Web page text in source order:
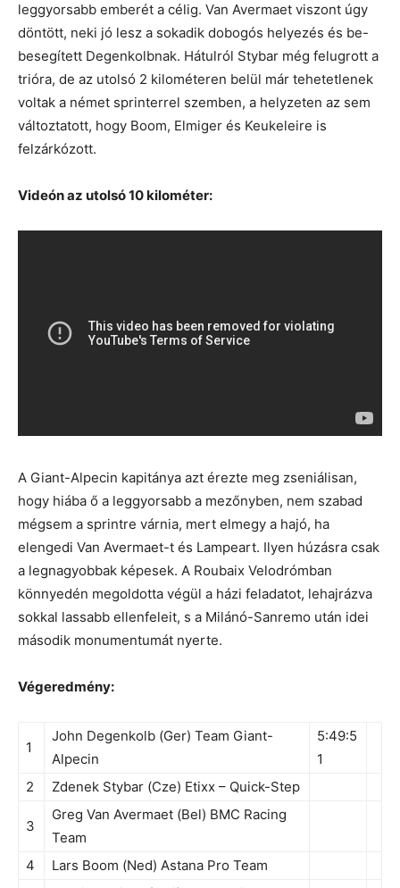
leggyorsabb emberét a célig. Van Avermaet viszont úgy
döntött, neki jó lesz a sokadik dobogós helyezés és be-
besegített Degenkolbnak. Hátulról Stybar még felugrott a
trióra, de az utolsó 2 kilométeren belül már tehetetlenek
voltak a német sprinterrel szemben, a helyzeten az sem
változtatott, hogy Boom, Elmiger és Keukeleire is
felzárkózott.
Videón az utolsó 10 kilométer:
A Giant-Alpecin kapitánya azt érezte meg zseniálisan,
hogy hiába ő a leggyorsabb a mezőnyben, nem szabad
mégsem a sprintre várnia, mert elmegy a hajó, ha
elengedi Van Avermaet-t és Lampeart. Ilyen húzásra csak
a legnagyobbak képesek. A Roubaix Velodrómban
könnyedén megoldotta végül a házi feladatot, lehajrázva
sokkal lassabb ellenfeleit, s a Milánó-Sanremo után idei
második monumentumát nyerte.
Végeredmény:
1
John Degenkolb (Ger) Team Giant-
Alpecin
5:49:5
1
2
Zdenek Stybar (Cze) Etixx – Quick-Step
3
Greg Van Avermaet (Bel) BMC Racing
Team
4
Lars Boom (Ned) Astana Pro Team